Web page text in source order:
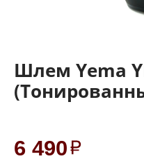
Шлем Yema
6 490